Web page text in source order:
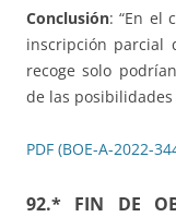
Conclusión: “En el
inscripción parcial
recoge solo
de las posibilidades
PDF (BOE-A-2022-
92.* FIN DE